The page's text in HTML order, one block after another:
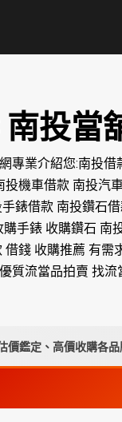
南投當
專業介紹您:南投借
投機車借款 南投汽
錶借款 南投鑽石
手錶 收購鑽石 南
借錢 收購推薦 有需
質流當品拍賣 找流
購各品牌名錶,手錶要